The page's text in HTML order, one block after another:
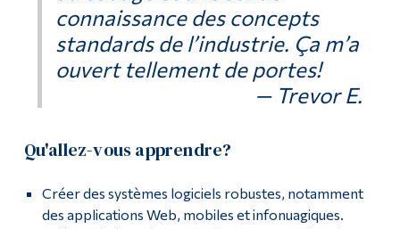
connaissance des concepts
standards de l’industrie. Ça m’a
ouvert tellement de portes!
— Trevor E.
Qu'allez-vous apprendre?
Créer des systèmes logiciels robustes, notamment
des applications Web, mobiles et infonuagiques.